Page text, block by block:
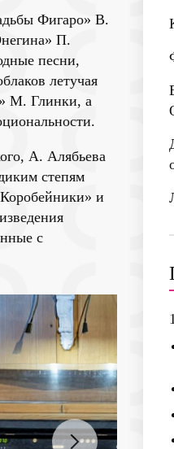
Фигаро» В.
П.
песни,
летучая
М. Глинки, а
А. Алябьева
степям
и
с